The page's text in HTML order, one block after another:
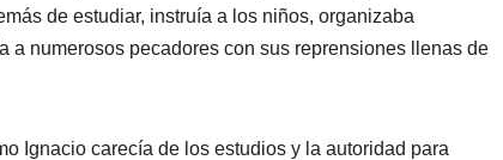
de estudiar, instruía a los niños, organizaba
numerosos pecadores con sus reprensiones llenas de
Ignacio carecía de los estudios y la autoridad para